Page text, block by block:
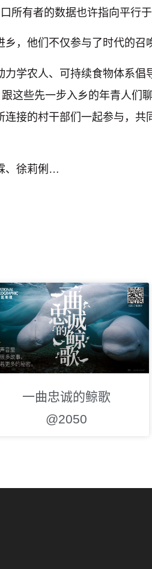
所有者的数据也许指向平行
，他们不仅参与了时代的召
学农人、可持续食物体系倡
这些先一步入乡的年青人们
接的村干部们一起参与，共
、徐莉俐…
一曲忠诚的鲸歌
@2050